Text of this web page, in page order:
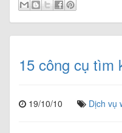
15 công cụ tìm
19/10/10 Dịch vụ